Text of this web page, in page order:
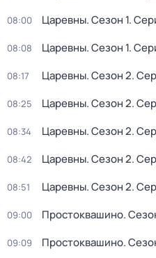
08:00 Царевны. Сезон 1.
08:08 Царевны. Сезон 1.
08:17 Царевны. Сезон 2.
08:25 Царевны. Сезон 2.
08:34 Царевны. Сезон 2.
08:42 Царевны. Сезон 2.
08:51 Царевны. Сезон 2.
09:00 Простоквашино.
09:09 Простоквашино.